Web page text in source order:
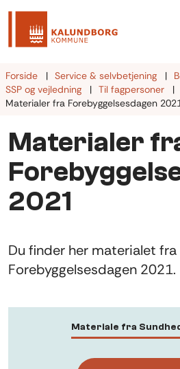
Forside Service & selvbetjening
SSP og vejledning
Til fagpersoner
Materialer fra Forebyggelsesdagen
Materialer
2021
Du finder her materialet fra
Forebyggelsesdagen 2021.
Materiale fra